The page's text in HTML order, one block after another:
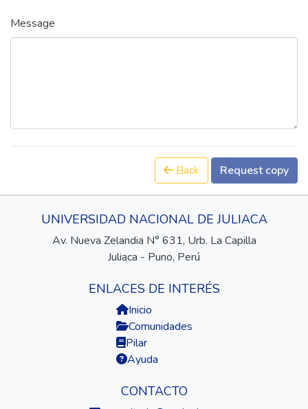
Message
Back Request copy
UNIVERSIDAD NACIONAL DE JULIACA
Av. Nueva Zelandia N° 631, Urb. La Capilla
Juliaca - Puno, Perú
ENLACES DE INTERÉS
Inicio
Comunidades
Pilar
Ayuda
CONTACTO